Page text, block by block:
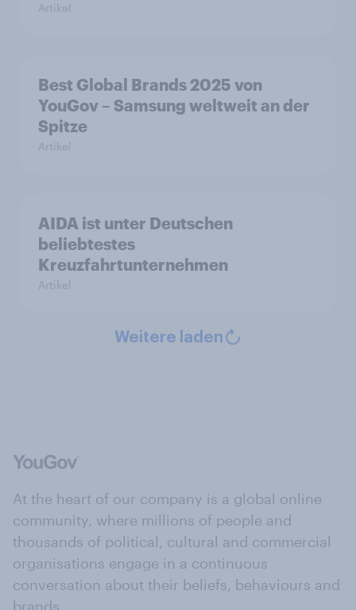
Artikel
Best Global Brands 2025 von
YouGov – Samsung weltweit an der
Spitze
Artikel
AIDA ist unter Deutschen
beliebtestes
Kreuzfahrtunternehmen
Artikel
Weitere laden
At the heart of our company is a global online
community, where millions of people and
thousands of political, cultural and commercial
organisations engage in a continuous
conversation about their beliefs, behaviours and
brands.